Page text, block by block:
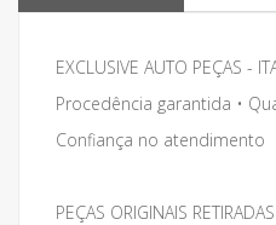
EXCLUSIVE AUTO PEÇAS -
Procedência garantida •
Confiança no atendimento
PEÇAS ORIGINAIS